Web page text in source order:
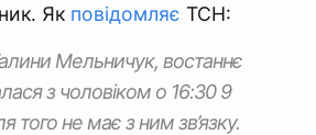
Як повідомляє ТСН:
Мельничук, востаннє
з чоловіком о 16:30 9
того не має з ним зв’язку.